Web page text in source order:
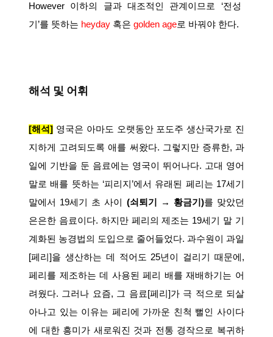
However 이하의 글과 대조적인 관계이므로 ‘전성
기 ’를 뜻하는 heyday 혹은 golden age로 바꿔야 한다.
해석 및 어휘
[해석] 영국은 아마도 오랫동안 포도주 생산국가로 진
지하게
고려되도록 애를 써왔다. 그렇지만 증류한,과
일에
기반을 둔 음료에는 영국이 뛰어나다. 고대 영어
말로 배를 뜻하는 ‘피리지 ’에서 유래된 페리는 17세기
말에서
19세기 초 사이 (쇠퇴기 → 황금기 )를 맞았던
은은한 음료이다. 하지만 페리의 제조는 19세기 말 기
계화된 농경법의 도입으로 줄어들었다. 과수원이
과일
[페리 ]을 생산하는 데 적어도 25년이 걸리기 때문에 ,
페리를 제조하는 데 사용된 페리 배를 재배하기는 어
려웠다. 그러나 요즘, 그 음료 [페리 ]가 극 적으로 되살
아나고 있는 이유는 페리에 가까운 친척 뻘인
사이다
에
대한 흥미가 새로워진 것과 전통 경작으로 복귀하